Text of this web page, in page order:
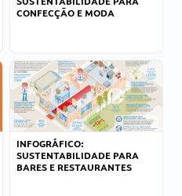
CONFECÇÃO E MODA
INFOGRÁFICO:
SUSTENTABILIDADE PARA
BARES E RESTAURANTES